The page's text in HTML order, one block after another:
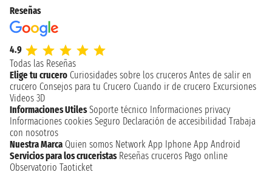
Reseñas
4.9
Todas las Reseñas
Elige tu crucero Curiosidades sobre los cruceros Antes de salir en
crucero Consejos para tu Crucero Cuando ir de crucero Excursiones
Videos 3D
Informaciones Utiles Soporte técnico Informaciones privacy
Informaciones cookies Seguro Declaración de accesibilidad Trabaja
con nosotros
Nuestra Marca Quien somos Network App Iphone App Android
Servicios para los cruceristas Reseñas cruceros Pago online
Observatorio Taoticket